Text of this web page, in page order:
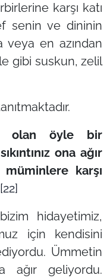
karşı katı
senin ve dininin
veya en azından
gibi suskun, zelil
olan öyle bir
ona ağır
karşı
[22]
hidayetimiz,
için kendisini
Ümmetin
ağır geliyordu.